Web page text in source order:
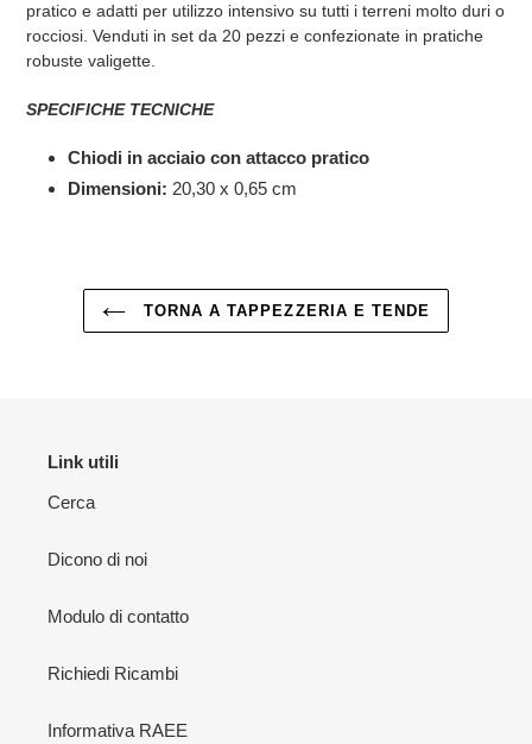
pratico e adatti per utilizzo intensivo su tutti i terreni molto duri o
rocciosi. Venduti in set da 20 pezzi e confezionate in pratiche
robuste valigette.
SPECIFICHE TECNICHE
Chiodi in acciaio con attacco pratico
Dimensioni: 20,30 x 0,65 cm
TORNA A TAPPEZZERIA E TENDE
Link utili
Cerca
Dicono di noi
Modulo di contatto
Richiedi Ricambi
Informativa RAEE